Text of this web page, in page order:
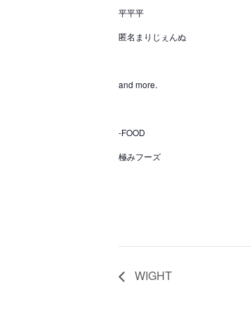
平平平
匿名まりじぇんぬ
and more.
-FOOD
極みフーズ
WIGHT